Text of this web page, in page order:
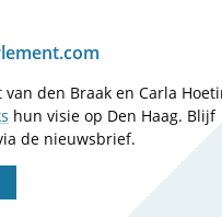
van den Braak en Carla
hun visie op Den Haag. Blijf
de nieuwsbrief.